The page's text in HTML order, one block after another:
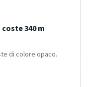
340 m
di colore opaco.